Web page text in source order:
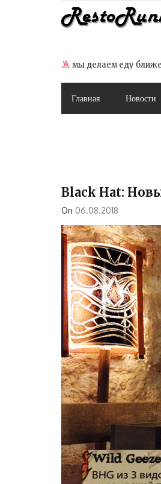
мы делаем еду ближе
Главная Новости
Black Hat:
On 06.08.2018